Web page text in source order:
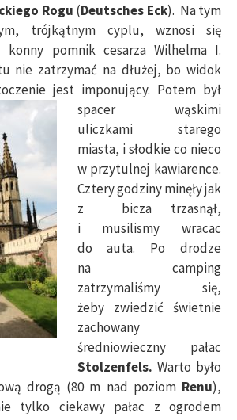
Rogu (Deutsches Eck). Na tym
trójkątnym cyplu, wznosi się
konny pomnik cesarza Wilhelma I.
nie zatrzymać na dłużej, bo widok
jest imponujący. Potem był
spacer wąskimi
uliczkami starego
miasta, i słodkie co nieco
w przytulnej kawiarence.
Cztery godziny minęły jak
z bicza trzasnął,
i musilismy wracac
do auta. Po drodze
na camping
zatrzymaliśmy się,
żeby zwiedzić świetnie
zachowany
średniowieczny pałac
Stolzenfels. Warto było
drogą (80 m nad poziomRenu),
tylko ciekawy pałac z ogrodem